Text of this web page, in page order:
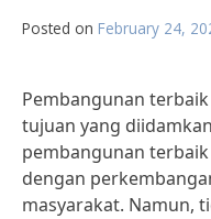
Posted on February 24,
Pembangunan
tujuan yang
pembangunan
dengan
masyarakat. Namun,